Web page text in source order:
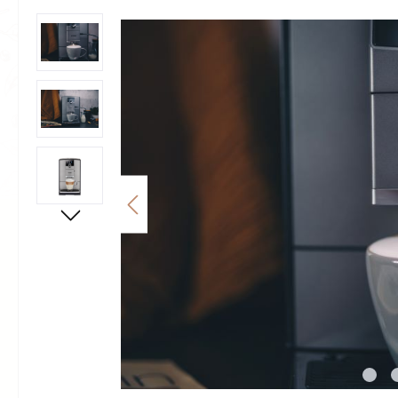
Bildergalerie überspringen